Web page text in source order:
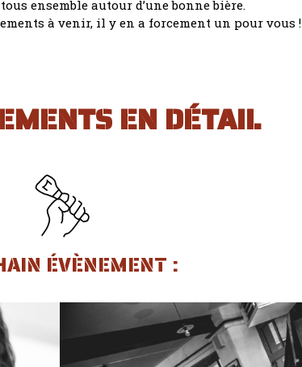
tous ensemble autour d’une bonne bière.
à venir, il y en a forcement un pour vous !
EN DÉTAIL
ÉVÈNEMENT :